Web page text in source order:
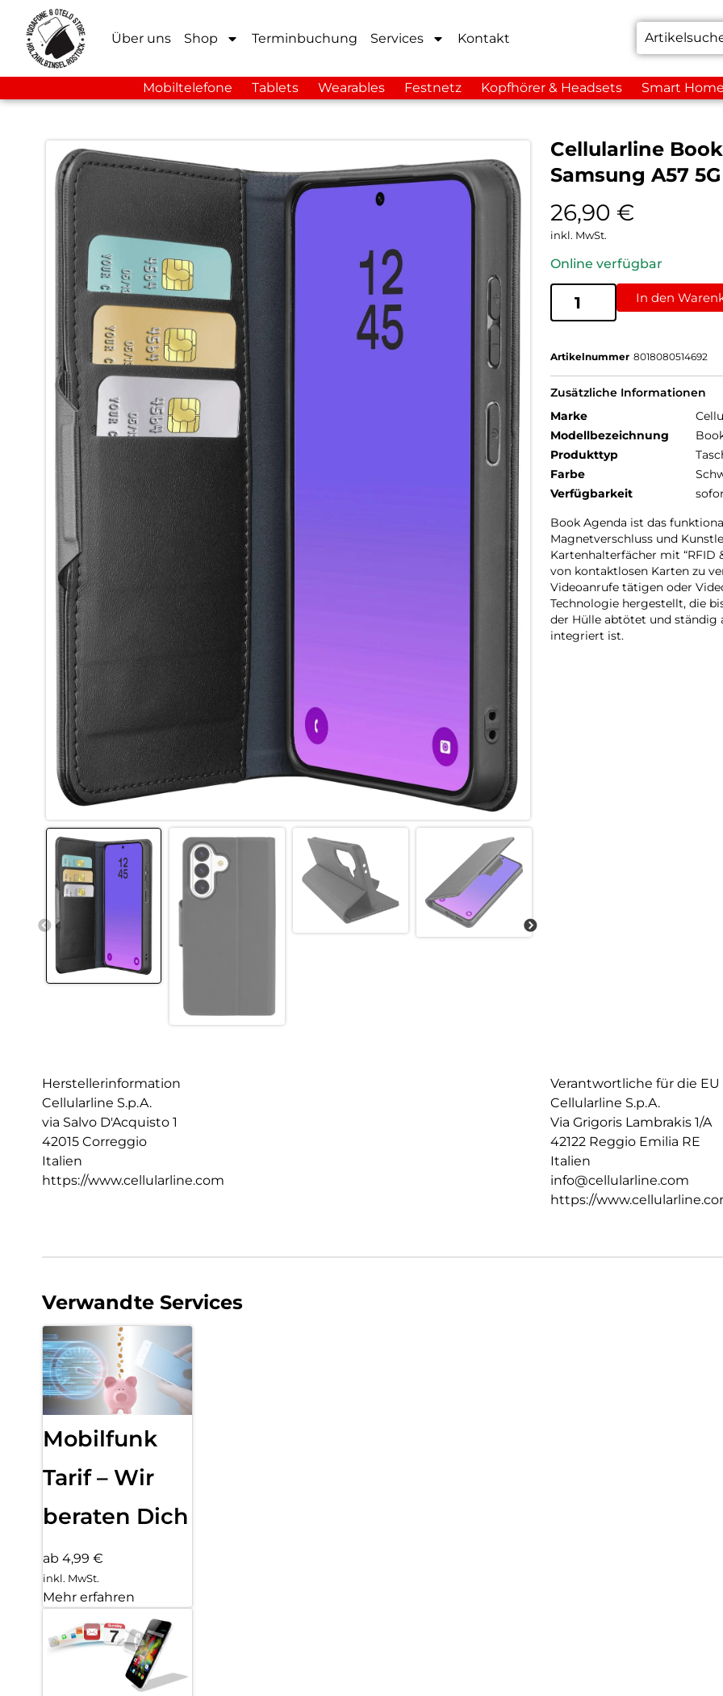
Über uns Shop Terminbuchung Services Kontakt
Mobiltelefone Tablets Wearables Festnetz Kopfhörer & Headsets Smart
Cellularline
Samsung A57
26,90 €
inkl. MwSt.
Online verfügbar
In den
Artikelnummer 8018080514692
Zusätzliche Informationen
Marke
Modellbezeichnung
Produkttyp
Farbe
Verfügbarkeit
Book Agenda ist das
Magnetverschluss und
Kartenhalterfächer mit “RFID
von kontaktlosen Karten zu
Videoanrufe tätigen oder
Technologie hergestellt, die
der Hülle abtötet und ständig
integriert ist.
Herstellerinformation
Cellularline S.p.A.
via Salvo D'Acquisto 1
42015 Correggio
Italien
https://www.cellularline.com
Verantwortliche für die EU
Cellularline S.p.A.
Via Grigoris Lambrakis 1/A
42122 Reggio Emilia RE
Italien
info@cellularline.com
https://
Verwandte Services
Mobilfunk
Tarif – Wir
beraten Dich
ab 4,99 €
inkl. MwSt.
Mehr erfahren